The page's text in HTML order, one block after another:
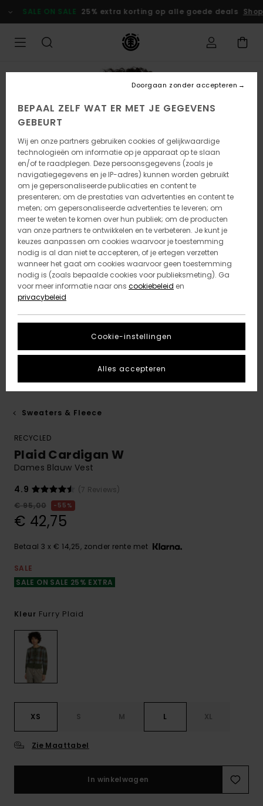
naar
Productinformatie
SALE ON SALE 25% extra korting op alle goede deals
Sweaters & Fleece
RECYCLED
Plaid Cardigan W
Dames Blauw Vest
4.9
(7 Reviews)
€ 95,00
55%
€ 42,75
Betaal 3 x € 14,25, zonder rente met
SALE
SALE ON SALE 25% EXTRA
Kleur Furry Plaid
XS S M L XL
Zie Maattabel
In winkelwagen
BEPAAL ZELF WAT ER MET JE GEGEVENS
GEBEURT
Wij en onze partners gebruiken cookies of gelijkwaardige
technologieën om informatie op je apparaat op te slaan
en/of te raadplegen. Deze persoonsgegevens (zoals je
navigatiegegevens en je IP-adres) kunnen worden gebruikt
om je gepersonaliseerde publicaties en content te
presenteren; om de prestaties van advertenties en content te
meten; om gepersonaliseerde advertenties te leveren; om
meer te weten te komen over hun publiek; om de producten
van onze partners te ontwikkelen en te verbeteren. Je kunt je
keuzes aanpassen om cookies waarvoor je toestemming
nodig is al dan niet te accepteren, of je ertegen verzetten
wanneer het gaat om cookies waarvoor geen toestemming
nodig is (zoals bepaalde cookies voor publieksmeting). Ga
voor meer informatie naar ons cookiebeleid en
privacybeleid
Cookie-instellingen
Doorgaan zonder accepteren
Alles accepteren